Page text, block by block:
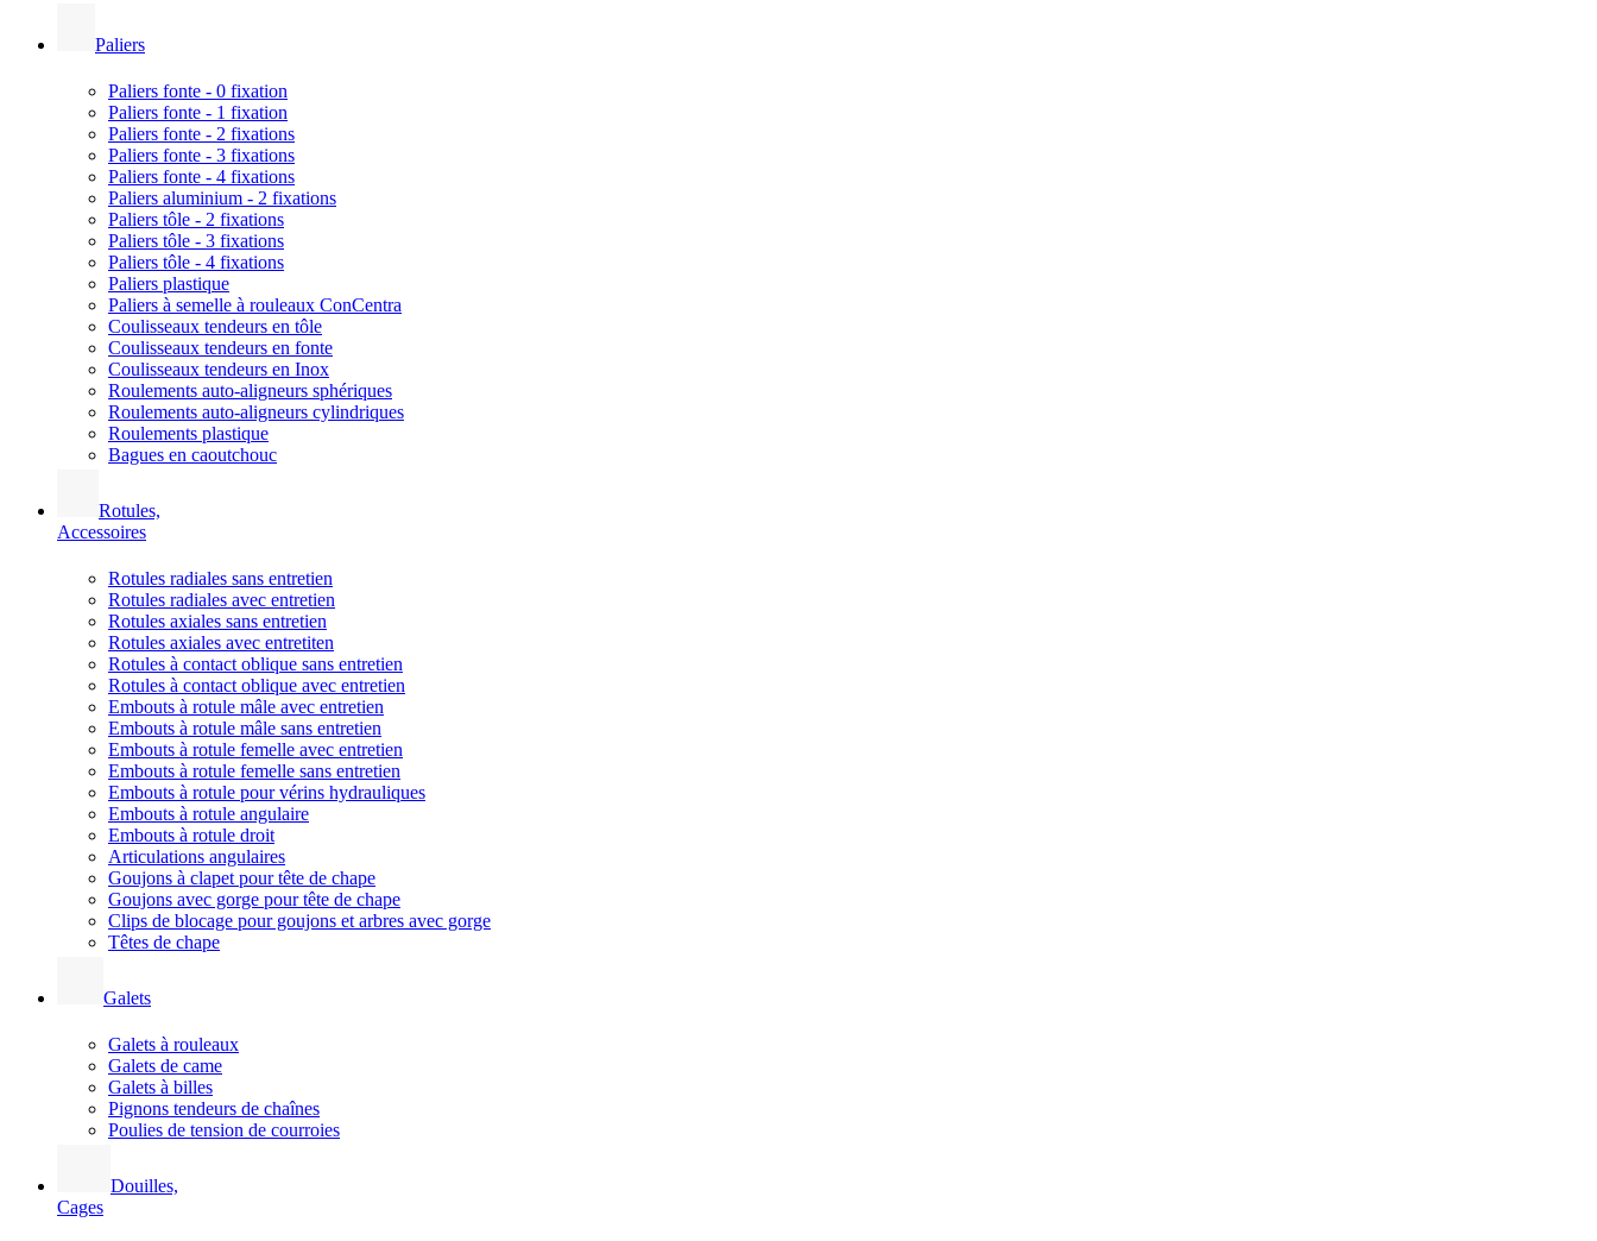
Paliers
Paliers fonte - 0 fixation
Paliers fonte - 1 fixation
Paliers fonte - 2 fixations
Paliers fonte - 3 fixations
Paliers fonte - 4 fixations
Paliers aluminium - 2 fixations
Paliers tôle - 2 fixations
Paliers tôle - 3 fixations
Paliers tôle - 4 fixations
Paliers plastique
Paliers à semelle à rouleaux ConCentra
Coulisseaux tendeurs en tôle
Coulisseaux tendeurs en fonte
Coulisseaux tendeurs en Inox
Roulements auto-aligneurs sphériques
Roulements auto-aligneurs cylindriques
Roulements plastique
Bagues en caoutchouc
Rotules,
Accessoires
Rotules radiales sans entretien
Rotules radiales avec entretien
Rotules axiales sans entretien
Rotules axiales avec entretiten
Rotules à contact oblique sans entretien
Rotules à contact oblique avec entretien
Embouts à rotule mâle avec entretien
Embouts à rotule mâle sans entretien
Embouts à rotule femelle avec entretien
Embouts à rotule femelle sans entretien
Embouts à rotule pour vérins hydrauliques
Embouts à rotule angulaire
Embouts à rotule droit
Articulations angulaires
Goujons à clapet pour tête de chape
Goujons avec gorge pour tête de chape
Clips de blocage pour goujons et arbres avec gorge
Têtes de chape
Galets
Galets à rouleaux
Galets de came
Galets à billes
Pignons tendeurs de chaînes
Poulies de tension de courroies
Douilles,
Cages